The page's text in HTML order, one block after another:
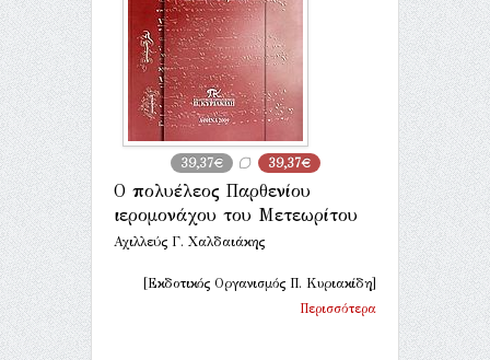
39,37€ 39,37€
Ο πολυέλεος Παρθενίου
ιερομονάχου του Μετεωρίτου
Αχιλλεύς Γ. Χαλδαιάκης
[Εκδοτικός Οργανισμός Π. Κυριακίδη]
Περισσότερα